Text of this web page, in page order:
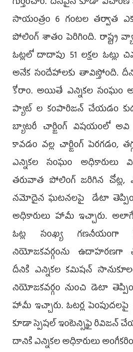
సాయంత్రం 6 గంటల తర్వాత
పోలింగ్ శాతం పెరిగింది. రాష్ట్ర
ఓట్లలో దాదాపు 51 లక్షల ఓట్లు
అనేక సందేహాలకు తావిస్తోంది.
కోరాం. అయితే ఎన్నికల సంఘం
ప్యాట్ ల కంపారిజన్ చేయడం
బ్యాటరీ చార్జింగ్‌ విషయంలో అవి
కావడం వల్ల చార్జింగ్ పెరగడం,
ఎన్నికల సంఘం అధికారులు
తరువాత పోలింగ్ జరిగిన చోట్ల,
నమోదైన ఘటనలపై డేటా
అధికారులు హామీ ఇచ్చారు.
ఓట్ల సంఖ్య గణనీయంగా
నియోజకవర్గంను ఉదాహరణగా
దీనికి ఎన్నికల కమిషన్
నియోజకవర్గం నుంచి డెటా
హామీ ఇచ్చారు. ఓటర్ల
కూడా స్పెషల్ ఇంటెన్సిఫై రివిజన్
దానికి ఎన్నికల అధికారులు